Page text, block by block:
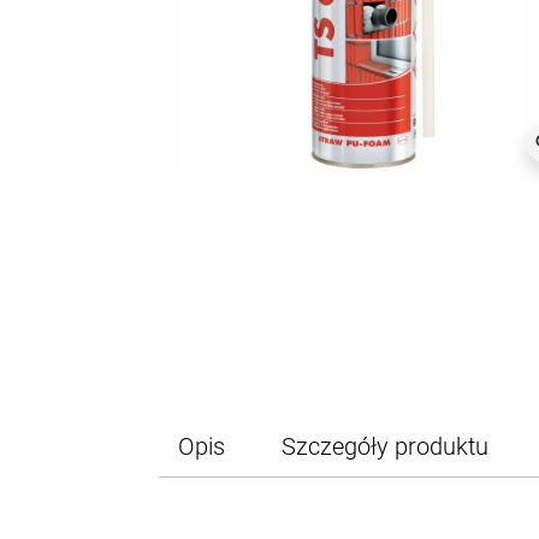
Opis Szczegóły produktu